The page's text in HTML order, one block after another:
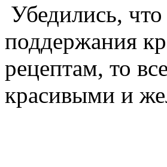
Убедились,
поддержания
рецептам, то
красивыми и